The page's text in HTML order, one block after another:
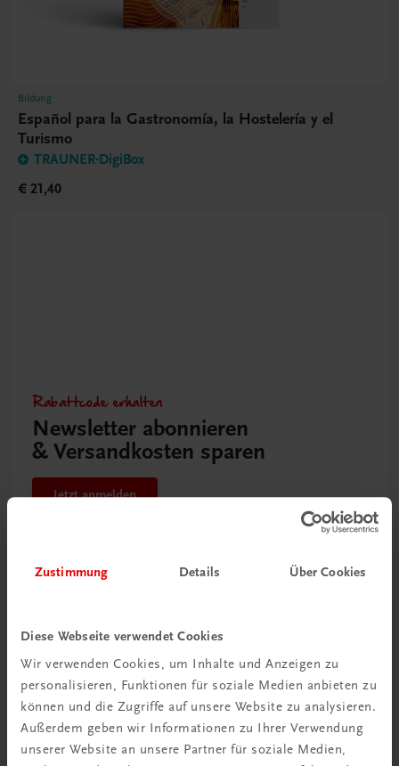
Zustimmung Details Über Cookies
Diese Webseite verwendet Cookies
Wir verwenden Cookies, um Inhalte und Anzeigen zu
personalisieren, Funktionen für soziale Medien anbieten zu
können und die Zugriffe auf unsere Website zu analysieren.
Außerdem geben wir Informationen zu Ihrer Verwendung
unserer Website an unsere Partner für soziale Medien,
Bildung
Español para la Gastronomía, la Hostelería y el
Turismo
TRAUNER-DigiBox
€ 21,40
Rabattcode erhalten
Newsletter abonnieren
& Versandkosten sparen
Jetzt anmelden